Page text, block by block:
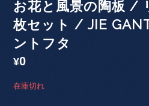
お花と風景の陶板 /
枚セット / JIE
ントフタ
¥0
在庫切れ